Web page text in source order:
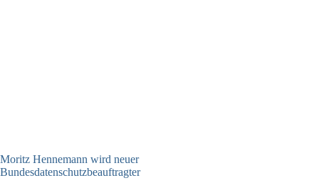
Moritz Hennemann wird neuer
Bundesdatenschutzbeauftragter